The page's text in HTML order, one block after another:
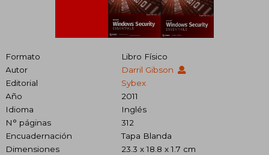
Formato
Libro Físico
Autor
Darril Gibson
Editorial
Sybex
Año
2011
Idioma
Inglés
N° páginas
312
Encuadernación
Tapa Blanda
Dimensiones
23.3 x 18.8 x 1.7 cm